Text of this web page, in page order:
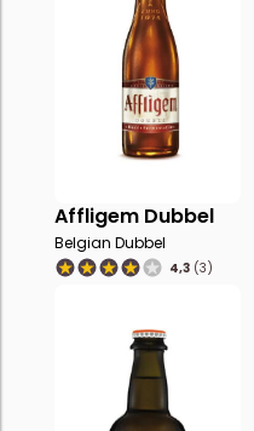
Affligem Dubbel
Belgian Dubbel
4,3 (3)